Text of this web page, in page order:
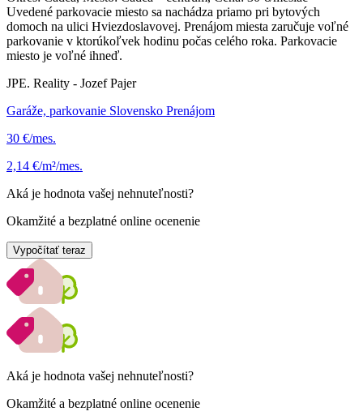
Uvedené parkovacie miesto sa nachádza priamo pri bytových
domoch na ulici Hviezdoslavovej. Prenájom miesta zaručuje voľné
parkovanie v ktorúkoľvek hodinu počas celého roka. Parkovacie
miesto je voľné ihneď.
JPE. Reality - Jozef Pajer
Garáže, parkovanie Slovensko Prenájom
30 €/mes.
2,14 €/m²/mes.
Aká je hodnota vašej nehnuteľnosti?
Okamžité a bezplatné online ocenenie
Vypočítať teraz
Aká je hodnota vašej nehnuteľnosti?
Okamžité a bezplatné online ocenenie